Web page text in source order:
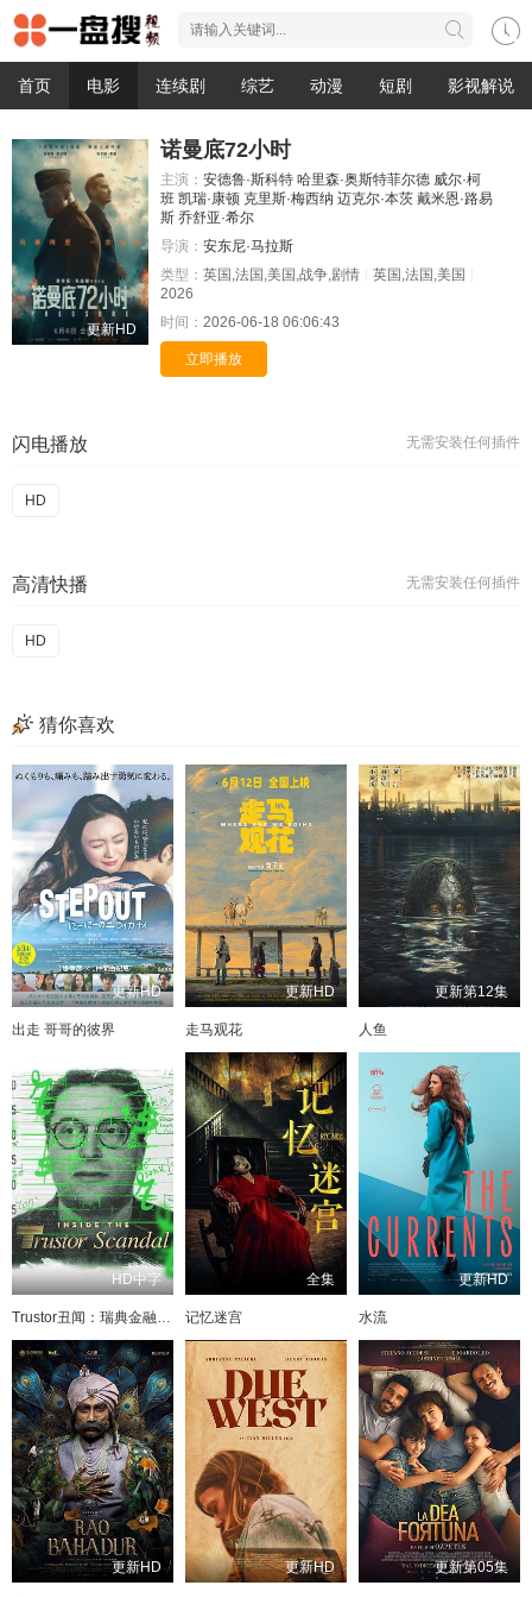
首页 电影 连续剧 综艺 动漫 短剧 影视解说
更新HD
诺曼底72小时
主演： 安德鲁·斯科特 哈里森·奥斯特菲尔德 威尔·柯
班 凯瑞·康顿 克里斯·梅西纳 迈克尔·本茨 戴米恩·路易
斯 乔舒亚·希尔
导演： 安东尼·马拉斯
类型： 英国,法国,美国,战争,剧情
英国,法国,美国
2026
时间： 2026-06-18 06:06:43
立即播放
无需安装任何插件
闪电播放
HD
无需安装任何插件
高清快播
HD
猜你喜欢
更新HD
出走 哥哥的彼界
更新HD
走马观花
更新第12集
人鱼
HD中字
Trustor丑闻：瑞典金融案内幕
全集
记忆迷宫
更新HD
水流
更新HD 更新HD 更新第05集